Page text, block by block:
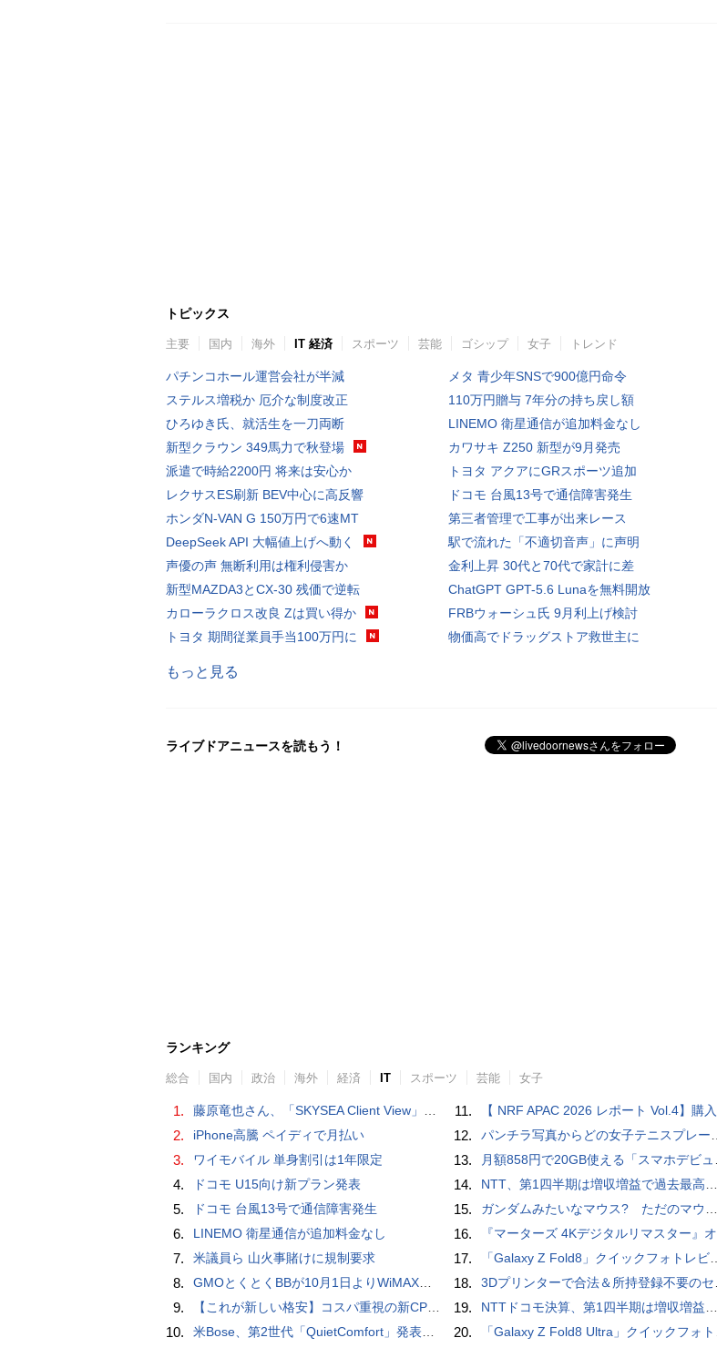
トピックス
主要 国内 海外 IT 経済 スポーツ 芸能 ゴシップ 女子 トレンド
パチンコホール運営会社が半減
ステルス増税か 厄介な制度改正
ひろゆき氏、就活生を一刀両断
新型クラウン 349馬力で秋登場
派遣で時給2200円 将来は安心か
レクサスES刷新 BEV中心に高反響
ホンダN-VAN G 150万円で6速MT
DeepSeek API 大幅値上げへ動く
声優の声 無断利用は権利侵害か
新型MAZDA3とCX-30 残価で逆転
カローラクロス改良 Zは買い得か
トヨタ 期間従業員手当100万円に
メタ 青少年SNSで900億円命令
110万円贈与 7年分の持ち戻し額
LINEMO 衛星通信が追加料金なし
カワサキ Z250 新型が9月発売
トヨタ アクアにGRスポーツ追加
ドコモ 台風13号で通信障害発生
第三者管理で工事が出来レース
駅で流れた「不適切音声」に声明
金利上昇 30代と70代で家計に差
ChatGPT GPT-5.6 Lunaを無料開放
FRBウォーシュ氏 9月利上げ検討
物価高でドラッグストア救世主に
もっと見る
ライブドアニュースを読もう！
ランキング
総合 国内 政治 海外 経済 IT スポーツ 芸能 女子
1. 藤原竜也さん、「SKYSEA Client View」新CMで「AI労務改善」をアピール 働き方をAIが分析したら「すぐに休んで」と言われる？
2. iPhone高騰 ペイディで月払い
3. ワイモバイル 単身割引は1年限定
4. ドコモ U15向け新プラン発表
5. ドコモ 台風13号で通信障害発生
6. LINEMO 衛星通信が追加料金なし
7. 米議員ら 山火事賭けに規制要求
8. GMOとくとくBBが10月1日よりWiMAXなど月額605円値上げ！全6種の重要変更を徹底解説
9. 【これが新しい格安】コスパ重視の新CPUを搭載した「 Beelink EQi Wildcat Lake Core 3 304」をレビューします。なんと10G LANも搭載していますよ
10. 米Bose、第2世代「QuietComfort」発表 ノイキャン強化、メガネ着用時の低下を抑制
11. 【 NRF APAC 2026 レポート Vol.4】購入の瞬間に眠る価値 Transaction Momentとリテールの次の成長戦略
12. パンチラ写真からどの女子テニスプレーヤーのものなのか当てるクイズ「Tennis Upskirts」
13. 月額858円で20GB使える「スマホデビュープラン U15」ドコモが提供、ahamoも割引になる親子割も
14. NTT、第1四半期は増収増益で過去最高 IOWNや分散GPUの取り組みを説明
15. ガンダムみたいなマウス? ただのマウスとは違うのだよ1944通りの形状に変更できる驚異のマウス
16. 『マーターズ 4Kデジタルリマスター』オールナイト上映、鬼畜な併映作品が決定 全部観たら“生還証”をプレゼント［ホラー通信］
17. 「Galaxy Z Fold8」クイックフォトレビュー
18. 3Dプリンターで合法＆所持登録不要のセミオートマチック銃を自作、発砲試験にも成功した猛者が登場
19. NTTドコモ決算、第1四半期は増収増益 通信収入に底打ちの兆し、金融・AIを強化
20. 「Galaxy Z Fold8 Ultra」クイックフォトレビュー